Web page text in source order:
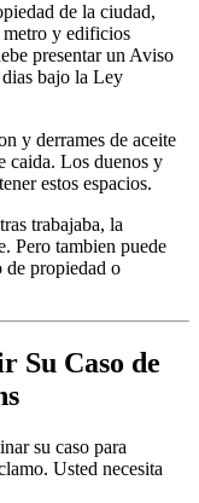
de la ciudad,
metro y edificios
presentar un Aviso
bajo la Ley
y derrames de aceite
caida. Los duenos y
estos espacios.
trabajaba, la
Pero tambien puede
de propiedad o
Su Caso de
su caso para
Usted necesita